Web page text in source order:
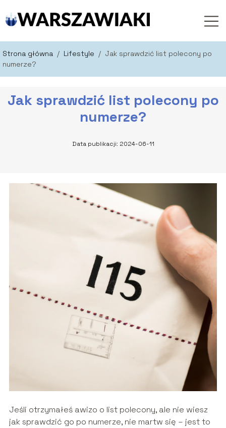
Strona główna / Lifestyle / Jak sprawdzić list polecony po
numerze?
Jak sprawdzić list polecony po
numerze?
Data publikacji: 2024-06-11
Jeśli otrzymałeś awizo o list polecony, ale nie wiesz
jak sprawdzić go po numerze, nie martw się – jest to